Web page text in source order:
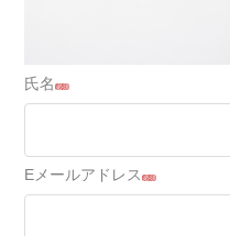
氏名必須
Eメールアドレス必須